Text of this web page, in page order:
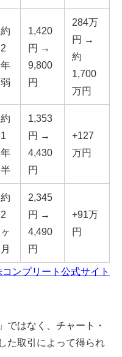
約
2
年
弱
1,420
円 →
9,800
円
284万
円 →
約
1,700
万円
約
1
年
半
1,353
円 →
4,430
円
+127
万円
約
2
ヶ
月
2,345
円 →
4,490
円
+91万
円
コンプリート公式サイト
ではなく、チャート・
た取引によって得られ